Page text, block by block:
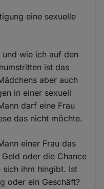
eine sexuelle
wie ich auf den
ist das
aber auch
in einer sexuell
darf eine Frau
das nicht möchte.
einer Frau das
oder die Chance
sich ihm hingibt. Ist
oder ein Geschäft?